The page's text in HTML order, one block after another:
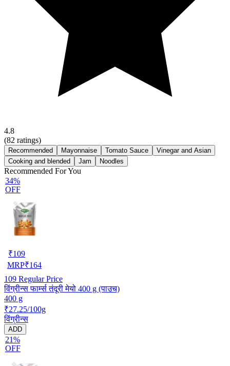
4.8
(82 ratings)
Recommended Mayonnaise Tomato Sauce
Vinegar and Asian
Cooking and blended
Jam Noodles
Recommended For You
34%
OFF
₹109
MRP₹164
109 Regular Price
विंग्रीन्स फार्म्स तंदूरी मेयो 400 g (पाउच)
400 g
₹27.25/100g
विंग्रीन्स
ADD
21%
OFF